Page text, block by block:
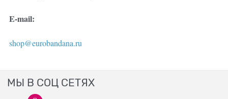
E-mail:
shop@eurobandana.ru
МЫ В СОЦ СЕТЯХ